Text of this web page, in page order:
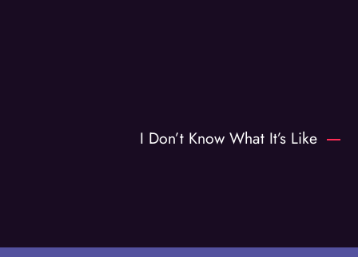
I Don’t Know What It’s Like